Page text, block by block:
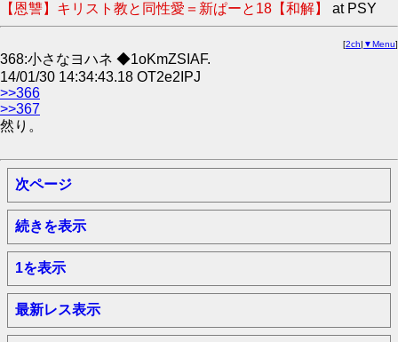
【恩讐】キリスト教と同性愛＝新ぱーと18【和解】 at PSY
[2ch| ▼Menu]
368:小さなヨハネ ◆1oKmZSIAF.
14/01/30 14:34:43.18 OT2e2IPJ
>>366
>>367
然り。
次ページ
続きを表示
1を表示
最新レス表示